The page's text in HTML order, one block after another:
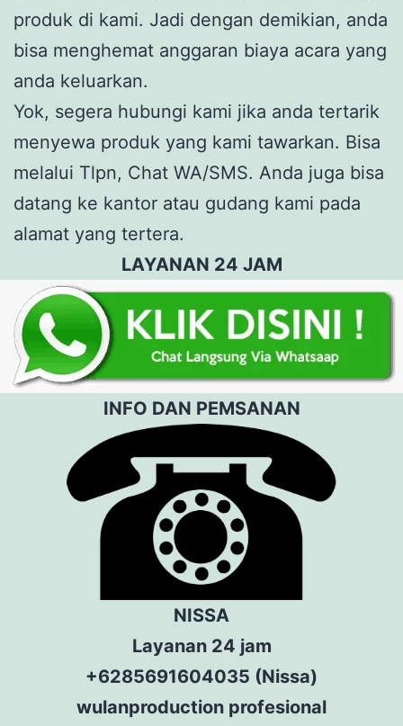
produk di kami. Jadi dengan demikian, anda
bisa menghemat anggaran biaya acara yang
anda keluarkan.
Yok, segera hubungi kami jika anda tertarik
menyewa produk yang kami tawarkan. Bisa
melalui Tlpn, Chat WA/SMS. Anda juga bisa
datang ke kantor atau gudang kami pada
alamat yang tertera.
LAYANAN 24 JAM
INFO DAN PEMSANAN
NISSA
Layanan 24 jam
+6285691604035 (Nissa)
wulanproduction profesional